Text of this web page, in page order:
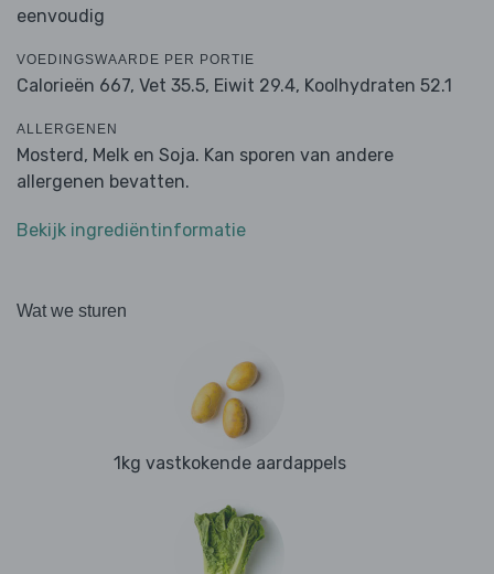
eenvoudig
VOEDINGSWAARDE PER PORTIE
Calorieën 667, Vet 35.5, Eiwit 29.4, Koolhydraten 52.1
ALLERGENEN
Mosterd, Melk en Soja. Kan sporen van andere
allergenen bevatten.
Bekijk ingrediëntinformatie
Wat we sturen
1kg vastkokende aardappels